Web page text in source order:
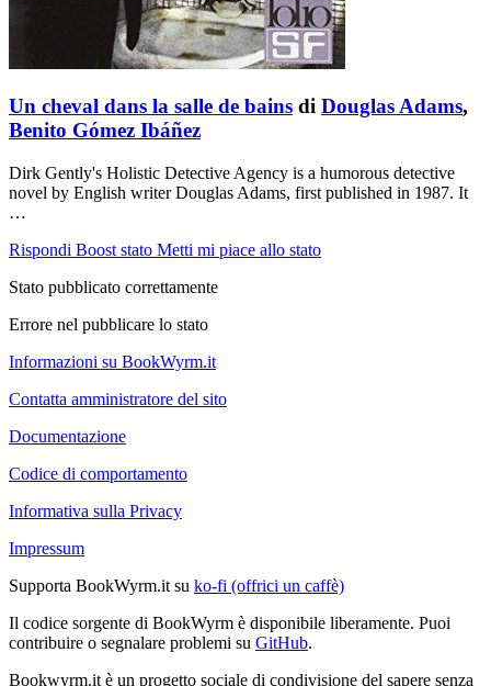
Un cheval dans la salle de bains di Douglas Adams,
Benito Gómez Ibáñez
Dirk Gently's Holistic Detective Agency is a humorous detective
novel by English writer Douglas Adams, first published in 1987. It
…
Rispondi Boost stato Metti mi piace allo stato
Stato pubblicato correttamente
Errore nel pubblicare lo stato
Informazioni su BookWyrm.it
Contatta amministratore del sito
Documentazione
Codice di comportamento
Informativa sulla Privacy
Impressum
Supporta BookWyrm.it su ko-fi (offrici un caffè)
Il codice sorgente di BookWyrm è disponibile liberamente. Puoi
contribuire o segnalare problemi su GitHub.
Bookwyrm.it è un progetto sociale di condivisione del sapere senza